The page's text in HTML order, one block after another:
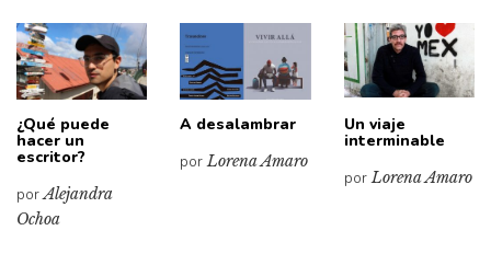
¿Qué puede
hacer un
escritor?
porAlejandra
Ochoa
A desalambrar
porLorena Amaro
Un viaje
interminable
porLorena Amaro